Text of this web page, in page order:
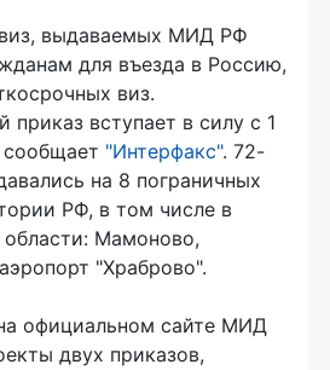
выдаваемых МИД РФ
для въезда в Россию,
виз.
вступает в силу с 1
сообщает "Интерфакс". 72-
на 8 пограничных
РФ, в том числе в
области: Мамоново,
"Храброво".
официальном сайте МИД
двух приказов,